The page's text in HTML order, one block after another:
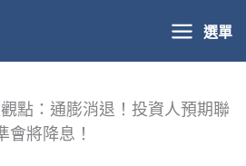
選單
點：通膨消退！投資人預期聯
會將降息！